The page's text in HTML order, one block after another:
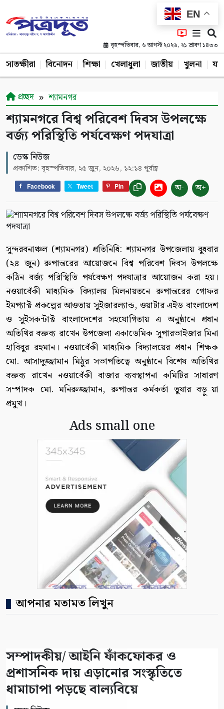
EN
বৃহস্পতিবার, ৬ আগস্ট ২০২৬, ২১ শ্রাবণ ১৪৩৩
সাতক্ষীরা বিনোদন শিক্ষা খেলাধুলা জাতীয় খুলনা
প্রচ্ছদ শ্যামনগর
শ্যামনগরে বিশ্ব পরিবেশ দিবস উপলক্ষে
বর্জ্য পরিস্থিতি পর্যবেক্ষণ পদযাত্রা
ডেস্ক নিউজ
প্রকাশিত: বৃহস্পতিবার, ২৫ জুন, ২০২৬, ১২:১৪ পূর্বাহ্ণ
Facebook Tweet Pin অ- অ+
সুন্দরবনাঞ্চল (শ্যামনগর) প্রতিনিধি: শ্যামনগর উপজেলায় বুধবার
(২৪ জুন) রুপান্তরের আয়োজনে বিশ্ব পরিবেশ দিবস উপলক্ষে
কঠিন বর্জ্য পরিস্থিতি পর্যবেক্ষণ পদযাত্রার আয়োজন করা হয়।
নওয়াবেঁকী মাধ্যমিক বিদ্যালয় মিলনায়তনে রুপান্তরের গোফর
ইমপ্যাক্ট প্রকল্পের আওতায় সুইজারল্যান্ড, ওয়াটার এইড বাংলাদেশ
ও সুইসকন্টাক্ট বাংলাদেশের সহযোগিতায় এ অনুষ্ঠানে প্রধান
অতিথির বক্তব্য রাখেন উপজেলা একাডেমিক সুপারভাইজার মিনা
হাবিবুর রহমান। নওয়াবেঁকী মাধ্যমিক বিদ্যালয়ের প্রধান শিক্ষক
মো. আসাদুজ্জামান মিঠুর সভাপতিত্বে অনুষ্ঠানে বিশেষ অতিথির
বক্তব্য রাখেন নওয়াবেঁকী বাজার ব্যবস্থাপনা কমিটির সাধারণ
সম্পাদক মো. মনিরুজ্জামান, রুপান্তর কর্মকর্তা তুষার বড়ু–য়া
প্রমুখ।
Ads small one
আপনার মতামত লিখুন
সম্পাদকীয়/ আইনি ফাঁকফোকর ও
প্রশাসনিক দায় এড়ানোর সংস্কৃতিতে
ধামাচাপা পড়ছে বাল্যবিয়ে